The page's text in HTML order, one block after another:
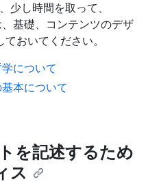
し時間を取って、
基礎、コンテンツのデザ
おいてください。
について
本について
を記述するため
ス